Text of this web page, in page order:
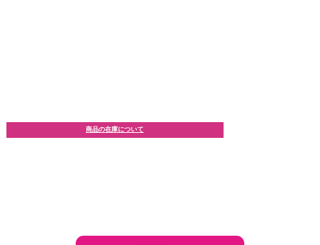
商品の在庫について